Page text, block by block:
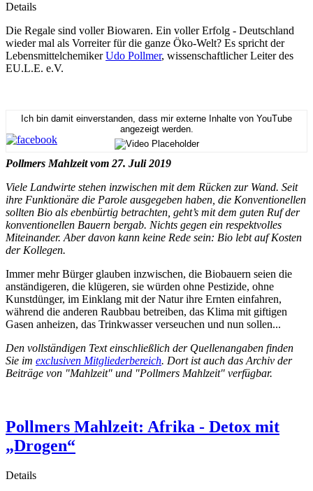
Details
Die Regale sind voller Biowaren. Ein voller Erfolg - Deutschland
wieder mal als Vorreiter für die ganze Öko-Welt? Es spricht der
LebensmittelchemikerUdo Pollmer, wissenschaftlicher Leiter des
EU.L.E. e.V.
Ich bin damit einverstanden, dass mir externe Inhalte von YouTube
angezeigt werden.
Pollmers Mahlzeit vom 27. Juli 2019
Viele Landwirte stehen inzwischen mit dem Rücken zur Wand. Seit
ihre Funktionäre die Parole ausgegeben haben, die Konventionellen
sollten Bio als ebenbürtig betrachten, geht’s mit dem guten Ruf der
konventionellen Bauern bergab. Nichts gegen ein respektvolles
Miteinander. Aber davon kann keine Rede sein: Bio lebt auf Kosten
der Kollegen.
Immer mehr Bürger glauben inzwischen, die Biobauern seien die
anständigeren, die klügeren, sie würden ohne Pestizide, ohne
Kunstdünger, im Einklang mit der Natur ihre Ernten einfahren,
während die anderen Raubbau betreiben, das Klima mit giftigen
Gasen anheizen, das Trinkwasser verseuchen und nun sollen...
Den vollständigen Text einschließlich der Quellenangaben finden
Sie im exclusiven Mitgliederbereich. Dort ist auch das Archiv der
Beiträge von "Mahlzeit" und "Pollmers Mahlzeit" verfügbar.
Pollmers Mahlzeit: Afrika - Detox mit
„Drogen“
Details